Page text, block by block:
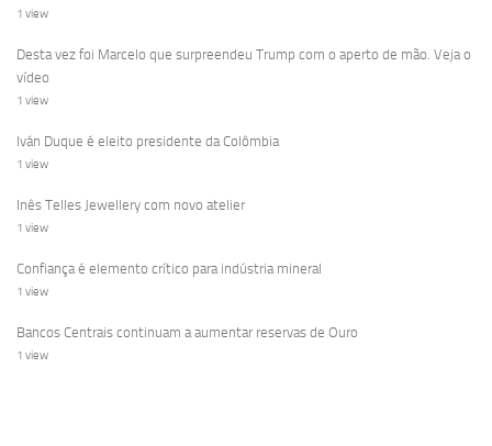
1 view
Desta vez foi Marcelo que surpreendeu Trump com o aperto de mão. Veja o
vídeo
1 view
Iván Duque é eleito presidente da Colômbia
1 view
Inês Telles Jewellery com novo atelier
1 view
Confiança é elemento crítico para indústria mineral
1 view
Bancos Centrais continuam a aumentar reservas de Ouro
1 view